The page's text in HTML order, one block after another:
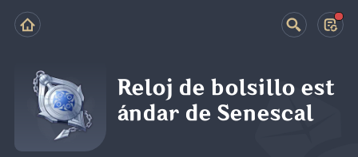
Reloj de bolsillo est
ándar de Senescal